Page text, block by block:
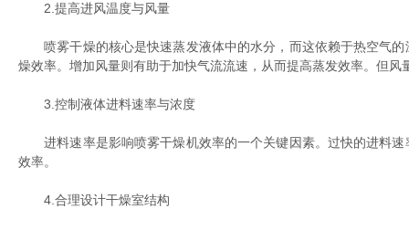
2.提高进风温度与风量
喷雾干燥的核心是快速蒸发液体中的水分，而这依赖于热空气的
燥效率。增加风量则有助于加快气流流速，从而提高蒸发效率。但
3.控制液体进料速率与浓度
进料速率是影响喷雾干燥机效率的一个关键因素。过快的进料速
效率。
4.合理设计干燥室结构